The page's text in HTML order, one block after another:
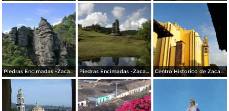
Piedras Encimadas -Zacatlán Piedras Encimadas -Zacatlán Centro Historico de Zacatlán